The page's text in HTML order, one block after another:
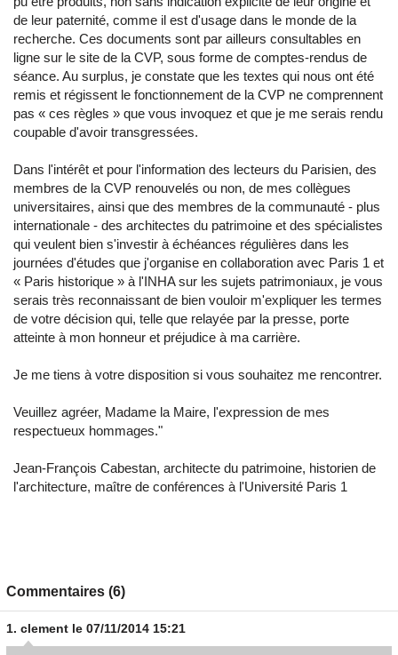
de leur paternité, comme il est d'usage dans le monde de la
recherche. Ces documents sont par ailleurs consultables en
ligne sur le site de la CVP, sous forme de comptes-rendus de
séance. Au surplus, je constate que les textes qui nous ont été
remis et régissent le fonctionnement de la CVP ne comprennent
pas « ces règles » que vous invoquez et que je me serais rendu
coupable d'avoir transgressées.
Dans l'intérêt et pour l'information des lecteurs du Parisien, des
membres de la CVP renouvelés ou non, de mes collègues
universitaires, ainsi que des membres de la communauté - plus
internationale - des architectes du patrimoine et des spécialistes
qui veulent bien s'investir à échéances régulières dans les
journées d'études que j'organise en collaboration avec Paris 1 et
« Paris historique » à l'INHA sur les sujets patrimoniaux, je vous
serais très reconnaissant de bien vouloir m'expliquer les termes
de votre décision qui, telle que relayée par la presse, porte
atteinte à mon honneur et préjudice à ma carrière.
Je me tiens à votre disposition si vous souhaitez me rencontrer.
Veuillez agréer, Madame la Maire, l'expression de mes
respectueux hommages."
Jean-François Cabestan, architecte du patrimoine, historien de
l'architecture, maître de conférences à l'Université Paris 1
Commentaires (6)
1. clement le 07/11/2014 15:21